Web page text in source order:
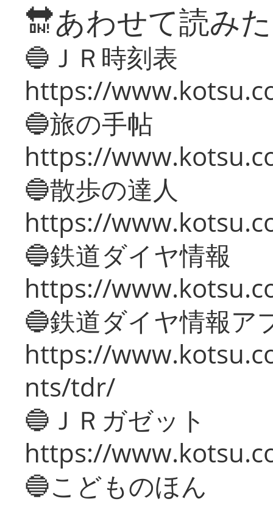
🔛あわせて読み
🔵ＪＲ時刻表
https://
🔵旅の手帖
https://
🔵散歩の達人
https://
🔵鉄道ダイヤ情報
https://
🔵鉄道ダイヤ情報ア
https://
nts/tdr/
🔵ＪＲガゼット
https://
🔵こどものほん